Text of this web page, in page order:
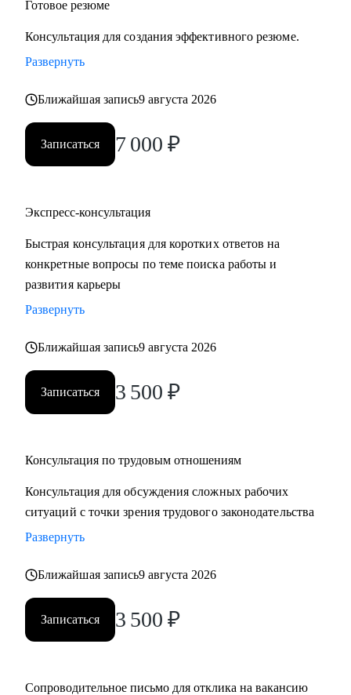
Готовое резюме
Консультация для создания эффективного резюме.
Развернуть
Ближайшая запись9 августа 2026
Записаться 7 000 ₽
Экспресс-консультация
Быстрая консультация для коротких ответов на
конкретные вопросы по теме поиска работы и
развития карьеры
Развернуть
Ближайшая запись9 августа 2026
Записаться 3 500 ₽
Консультация по трудовым отношениям
Консультация для обсуждения сложных рабочих
ситуаций с точки зрения трудового законодательства
Развернуть
Ближайшая запись9 августа 2026
Записаться 3 500 ₽
Сопроводительное письмо для отклика на вакансию